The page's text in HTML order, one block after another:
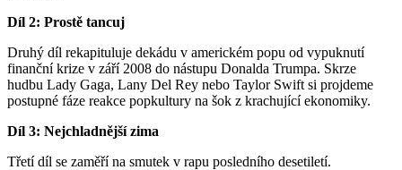
Díl 2: Prostě tancuj
Druhý díl rekapituluje dekádu v americkém popu od vypuknutí
finanční krize v září 2008 do nástupu Donalda Trumpa. Skrze
hudbu Lady Gaga, Lany Del Rey nebo Taylor Swift si projdeme
postupné fáze reakce popkultury na šok z krachující ekonomiky.
Díl 3: Nejchladnější zima
Třetí díl se zaměří na smutek v rapu posledního desetiletí.